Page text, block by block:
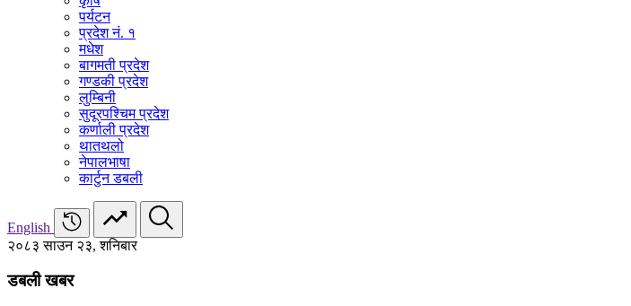
पर्यटन
प्रदेश नं. १
मधेश
बागमती प्रदेश
गण्डकी प्रदेश
लुम्बिनी
सुदूरपश्चिम प्रदेश
कर्णाली प्रदेश
थातथलो
नेपालभाषा
कार्टुन डबली
English
२०८३ साउन २३, शनिबार
डबली खबर